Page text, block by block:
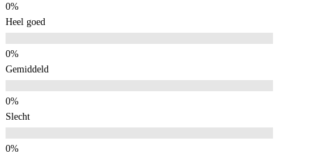
Heel goed
Gemiddeld
Slecht